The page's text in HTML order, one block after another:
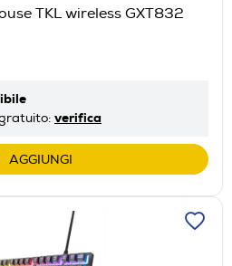
TKL wireless GXT832
verifica
AGGIUNGI